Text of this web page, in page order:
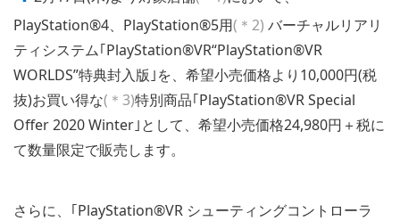
PlayStation®4、PlayStation®5用(＊2) バーチャルリアリ
ティシステム｢PlayStation®VR“PlayStation®VR
WORLDS”特典封入版｣を、希望小売価格より10,000円(税
抜)お買い得な(＊3)特別商品｢PlayStation®VR Special
Offer 2020 Winter｣として、希望小売価格24,980円＋税に
て数量限定で販売します。
さらに、｢PlayStation®VR シューティングコントローラ